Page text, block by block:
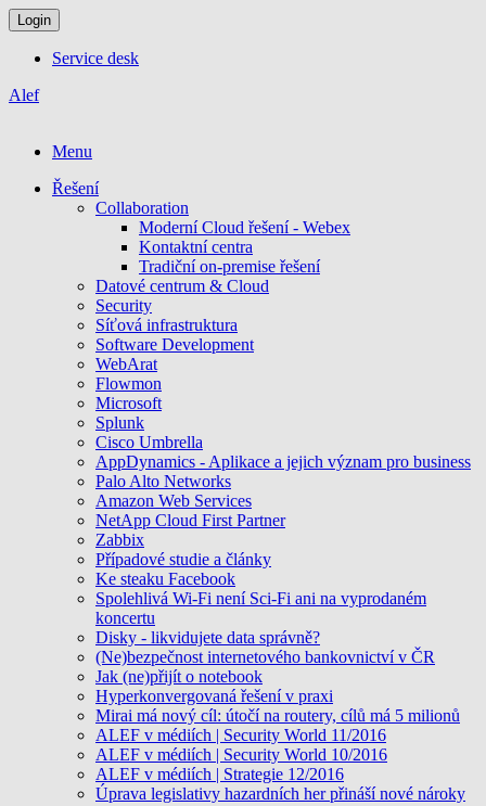
Login
Service desk
Alef
Menu
Řešení
Collaboration
Moderní Cloud řešení - Webex
Kontaktní centra
Tradiční on-premise řešení
Datové centrum & Cloud
Security
Síťová infrastruktura
Software Development
WebArat
Flowmon
Microsoft
Splunk
Cisco Umbrella
AppDynamics - Aplikace a jejich význam pro business
Palo Alto Networks
Amazon Web Services
NetApp Cloud First Partner
Zabbix
Případové studie a články
Ke steaku Facebook
Spolehlivá Wi-Fi není Sci-Fi ani na vyprodaném
koncertu
Disky - likvidujete data správně?
(Ne)bezpečnost internetového bankovnictví v ČR
Jak (ne)přijít o notebook
Hyperkonvergovaná řešení v praxi
Mirai má nový cíl: útočí na routery, cílů má 5 milionů
ALEF v médiích | Security World 11/2016
ALEF v médiích | Security World 10/2016
ALEF v médiích | Strategie 12/2016
Úprava legislativy hazardních her přináší nové nároky